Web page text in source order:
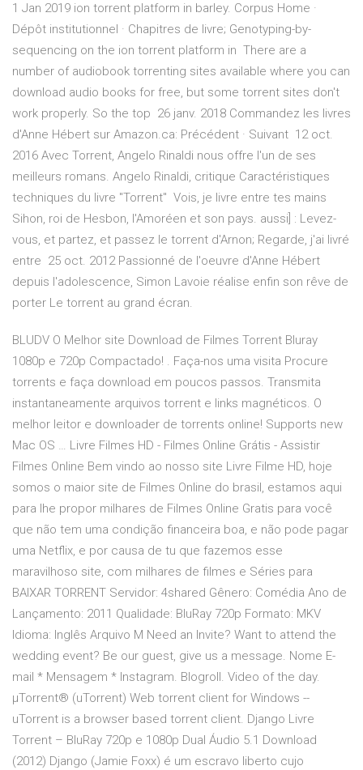
1 Jan 2019 ion torrent platform in barley. Corpus Home ·
Dépôt institutionnel · Chapitres de livre; Genotyping-by-
sequencing on the ion torrent platform in There are a
number of audiobook torrenting sites available where you can
download audio books for free, but some torrent sites don't
work properly. So the top 26 janv. 2018 Commandez les livres
d'Anne Hébert sur Amazon.ca: Précédent · Suivant 12 oct.
2016 Avec Torrent, Angelo Rinaldi nous offre l'un de ses
meilleurs romans. Angelo Rinaldi, critique Caractéristiques
techniques du livre "Torrent" Vois, je livre entre tes mains
Sihon, roi de Hesbon, l'Amoréen et son pays. aussi] : Levez-
vous, et partez, et passez le torrent d'Arnon; Regarde, j'ai livré
entre 25 oct. 2012 Passionné de l'oeuvre d'Anne Hébert
depuis l'adolescence, Simon Lavoie réalise enfin son rêve de
porter Le torrent au grand écran.
BLUDV O Melhor site Download de Filmes Torrent Bluray
1080p e 720p Compactado! . Faça-nos uma visita Procure
torrents e faça download em poucos passos. Transmita
instantaneamente arquivos torrent e links magnéticos. O
melhor leitor e downloader de torrents online! Supports new
Mac OS … Livre Filmes HD - Filmes Online Grátis - Assistir
Filmes Online Bem vindo ao nosso site Livre Filme HD, hoje
somos o maior site de Filmes Online do brasil, estamos aqui
para lhe propor milhares de Filmes Online Gratis para você
que não tem uma condição financeira boa, e não pode pagar
uma Netflix, e por causa de tu que fazemos esse
maravilhoso site, com milhares de filmes e Séries para
BAIXAR TORRENT Servidor: 4shared Gênero: Comédia Ano de
Lançamento: 2011 Qualidade: BluRay 720p Formato: MKV
Idioma: Inglês Arquivo M Need an Invite? Want to attend the
wedding event? Be our guest, give us a message. Nome E-
mail * Mensagem * Instagram. Blogroll. Video of the day.
µTorrent® (uTorrent) Web torrent client for Windows --
uTorrent is a browser based torrent client. Django Livre
Torrent – BluRay 720p e 1080p Dual Áudio 5.1 Download
(2012) Django (Jamie Foxx) é um escravo liberto cujo